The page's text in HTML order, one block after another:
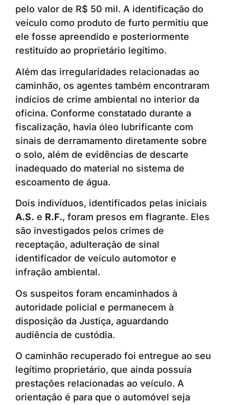
pelo valor de R$ 50 mil. A identificação do
veículo como produto de furto permitiu que
ele fosse apreendido e posteriormente
restituído ao proprietário legítimo.
Além das irregularidades relacionadas ao
caminhão, os agentes também encontraram
indícios de crime ambiental no interior da
oficina. Conforme constatado durante a
fiscalização, havia óleo lubrificante com
sinais de derramamento diretamente sobre
o solo, além de evidências de descarte
inadequado do material no sistema de
escoamento de água.
Dois indivíduos, identificados pelas iniciais
A.S. e R.F., foram presos em flagrante. Eles
são investigados pelos crimes de
receptação, adulteração de sinal
identificador de veículo automotor e
infração ambiental.
Os suspeitos foram encaminhados à
autoridade policial e permanecem à
disposição da Justiça, aguardando
audiência de custódia.
O caminhão recuperado foi entregue ao seu
legítimo proprietário, que ainda possuía
prestações relacionadas ao veículo. A
orientação é para que o automóvel seja